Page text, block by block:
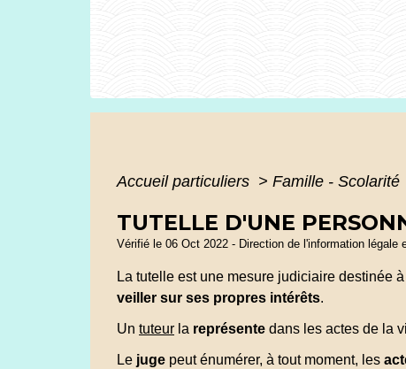
Accueil particuliers > Famille - Scolarité
TUTELLE D'UNE
Vérifié le 06 Oct 2022 - Direction de l'information
La tutelle est une mesure judiciaire destinée à
veiller sur ses propres intérêts.
Un tuteur la représente dans les actes de la
Le juge peut énumérer, à tout moment, les